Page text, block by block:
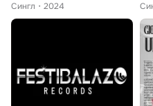
Сингл
2024